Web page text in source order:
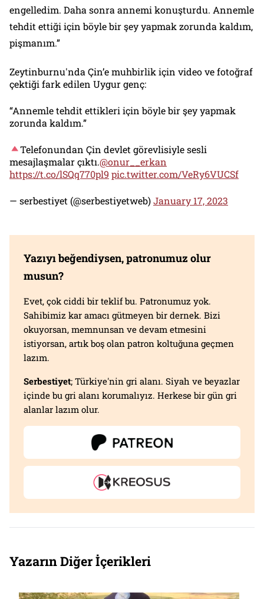
engelledim. Daha sonra annemi konuşturdu. Annemle
tehdit ettiği için böyle bir şey yapmak zorunda kaldım,
pişmanım.”
Zeytinburnu'nda Çin’e muhbirlik için video ve fotoğraf
çektiği fark edilen Uygur genç:
“Annemle tehdit ettikleri için böyle bir şey yapmak
zorunda kaldım.”
Telefonundan Çin devlet görevlisiyle sesli
mesajlaşmalar çıktı.@onur__erkan
https://t.co/lSQq770pl9 pic.twitter.com/VeRy6VUCSf
— serbestiyet (@serbestiyetweb)January 17, 2023
Yazıyı beğendiysen, patronumuz olur
musun?
Evet, çok ciddi bir teklif bu. Patronumuz yok.
Sahibimiz kar amacı gütmeyen bir dernek. Bizi
okuyorsan, memnunsan ve devam etmesini
istiyorsan, artık boş olan patron koltuğuna geçmen
lazım.
Serbestiyet; Türkiye'nin gri alanı. Siyah ve beyazlar
içinde bu gri alanı korumalıyız. Herkese bir gün gri
alanlar lazım olur.
Yazarın Diğer İçerikleri